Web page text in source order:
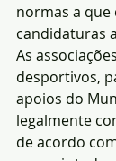
normas a que
candidaturas
As
desportivos,
apoios do
legalmente
de acordo